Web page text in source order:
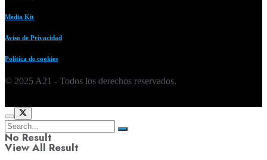
Media Kit
Aviso de Privacidad
Política de cookies
© 2025 A21 - Todos los derechos reservados.
No Result
View All Result